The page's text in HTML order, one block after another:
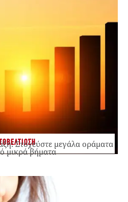
Στοχεύστε μεγάλα οράματα
μικρά βήματα